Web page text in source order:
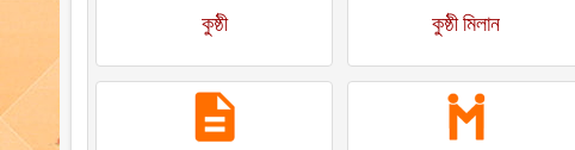
কুষ্ঠী কুষ্ঠী মিলান